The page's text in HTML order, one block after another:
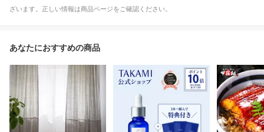
ざいます。正しい情報は商品ページをご確認ください。
あなたにおすすめの商品